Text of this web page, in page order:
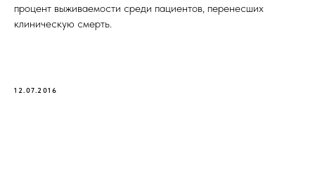
процент выживаемости среди пациентов, перенесших
клиническую смерть.
12.07.2016